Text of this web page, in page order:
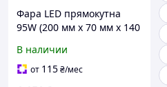
Фара LED прямокутна
95W (200 мм х 70 мм х 140
В наличии
от 115₴/мес